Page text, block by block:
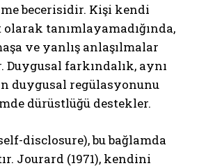
becerisidir. Kişi kendi
olarak tanımlayamadığında,
ve yanlış anlaşılmalar
Duygusal farkındalık, aynı
duygusal regülasyonunu
dürüstlüğü destekler.
disclosure), bu bağlamda
Jourard (1971), kendini